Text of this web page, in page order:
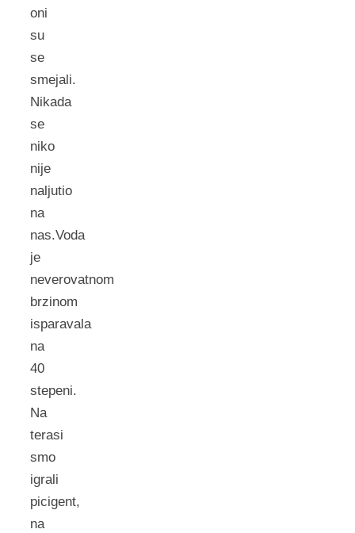
oni
su
se
smejali.
Nikada
se
niko
nije
naljutio
na
nas.Voda
je
neverovatnom
brzinom
isparavala
na
40
stepeni.
Na
terasi
smo
igrali
picigent,
na